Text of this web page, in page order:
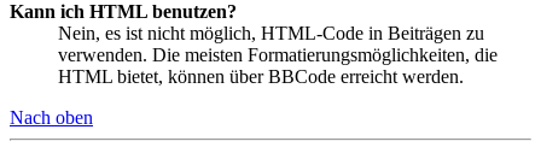
Kann ich HTML benutzen?
Nein, es ist nicht möglich, HTML-Code in Beiträgen zu
verwenden. Die meisten Formatierungsmöglichkeiten, die
HTML bietet, können über BBCode erreicht werden.
Nach oben